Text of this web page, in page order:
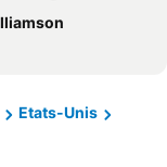
Etats-Unis